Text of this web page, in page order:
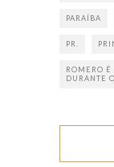
PARAÍBA
PR.
ROMERO
DURANTE